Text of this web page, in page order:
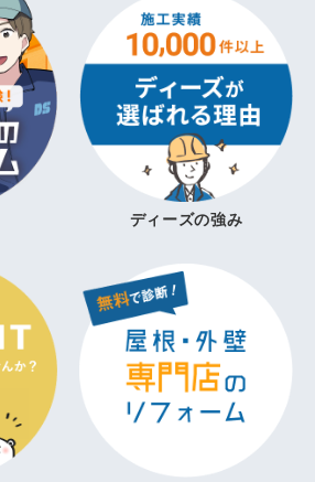
ディーズの強み